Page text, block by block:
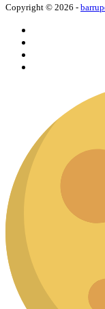
Copyright © 2026 -